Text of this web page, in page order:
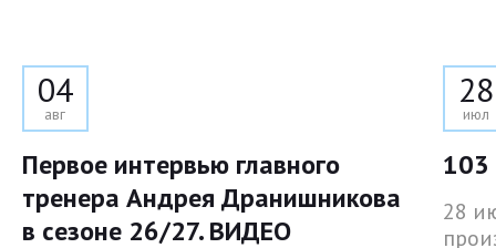
04
авг
Первое интервью главного
тренера Андрея Дранишникова
в сезоне 26/27. ВИДЕО
28
июл
103
28